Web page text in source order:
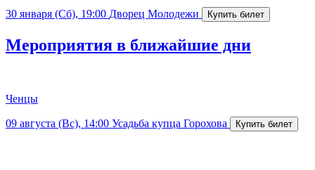
30 января (Сб), 19:00 Дворец Молодежи
Мероприятия в ближайшие дни
Ченцы
09 августа (Вс), 14:00 Усадьба купца Горохова